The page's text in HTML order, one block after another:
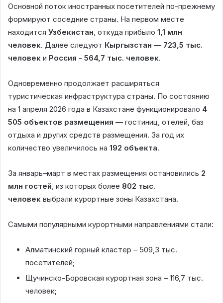
Основной поток иностранных посетителей по-прежнему
формируют соседние страны. На первом месте
находится Узбекистан, откуда прибыло 1,1 млн
человек. Далее следуют Кыргызстан — 723,5 тыс.
человек и Россия ­­- 564,7 тыс. человек.
Одновременно продолжает расширяться
туристическая инфраструктура страны. По состоянию
на 1 апреля 2026 года в Казахстане функционировало 4
505 объектов размещения — гостиниц, отелей, баз
отдыха и других средств размещения. За год их
количество увеличилось на 192 объекта.
За январь–март в местах размещения остановились 2
млн гостей, из которых более 802 тыс.
человек выбрали курортные зоны Казахстана.
Самыми популярными курортными направлениями стали:
Алматинский горный кластер – 509,3 тыс.
посетителей;
Щучинско-Боровская курортная зона – 116,7 тыс.
человек;